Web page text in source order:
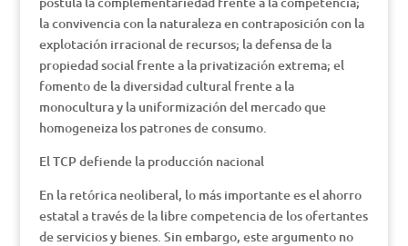
la convivencia con la naturaleza en contraposición con la
explotación irracional de recursos; la defensa de la
propiedad social frente a la privatización extrema; el
fomento de la diversidad cultural frente a la
monocultura y la uniformización del mercado que
homogeneiza los patrones de consumo.
El TCP defiende la producción nacional
En la retórica neoliberal, lo más importante es el ahorro
estatal a través de la libre competencia de los ofertantes
de servicios y bienes. Sin embargo, este argumento no